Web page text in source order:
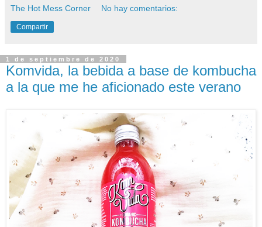
The Hot Mess Corner No hay comentarios:
Compartir
1 de septiembre de 2020
Komvida, la bebida a base de kombucha
a la que me he aficionado este verano